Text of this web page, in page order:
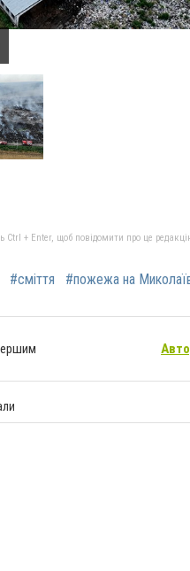
Ctrl + Enter, щоб повідомити про це
#сміття #пожежа на